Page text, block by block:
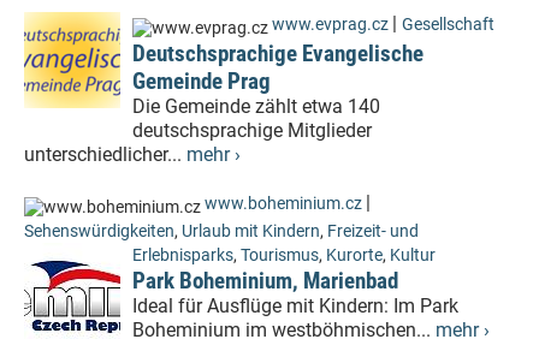
www.evprag.cz | Gesellschaft
Deutschsprachige Evangelische
Gemeinde Prag
Die Gemeinde zählt etwa 140
deutschsprachige Mitglieder
unterschiedlicher... mehr ›
www.boheminium.cz |
Sehenswürdigkeiten, Urlaub mit Kindern, Freizeit- und
Erlebnisparks, Tourismus, Kurorte, Kultur
Park Boheminium, Marienbad
Ideal für Ausflüge mit Kindern: Im Park
Boheminium im westböhmischen... mehr ›